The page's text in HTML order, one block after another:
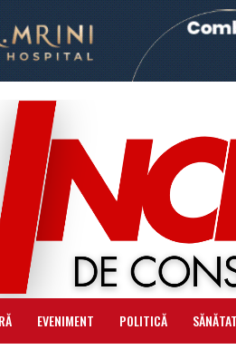
EVENIMENT POLITICĂ